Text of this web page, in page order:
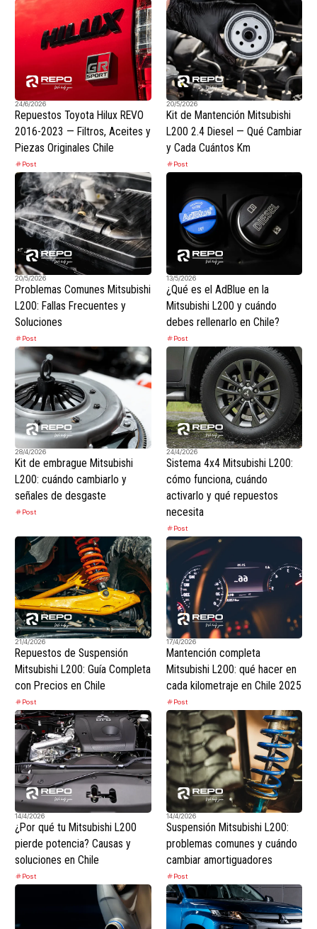
24/6/2026
Repuestos Toyota Hilux REVO
2016-2023 — Filtros, Aceites y
Piezas Originales Chile
Post
20/5/2026
Kit de Mantención Mitsubishi
L200 2.4 Diesel — Qué Cambiar
y Cada Cuántos Km
Post
20/5/2026
Problemas Comunes Mitsubishi
L200: Fallas Frecuentes y
Soluciones
Post
13/5/2026
¿Qué es el AdBlue en la
Mitsubishi L200 y cuándo
debes rellenarlo en Chile?
Post
28/4/2026
Kit de embrague Mitsubishi
L200: cuándo cambiarlo y
señales de desgaste
Post
24/4/2026
Sistema 4x4 Mitsubishi L200:
cómo funciona, cuándo
activarlo y qué repuestos
necesita
Post
21/4/2026
Repuestos de Suspensión
Mitsubishi L200: Guía Completa
con Precios en Chile
Post
17/4/2026
Mantención completa
Mitsubishi L200: qué hacer en
cada kilometraje en Chile 2025
Post
14/4/2026
¿Por qué tu Mitsubishi L200
pierde potencia? Causas y
soluciones en Chile
Post
14/4/2026
Suspensión Mitsubishi L200:
problemas comunes y cuándo
cambiar amortiguadores
Post